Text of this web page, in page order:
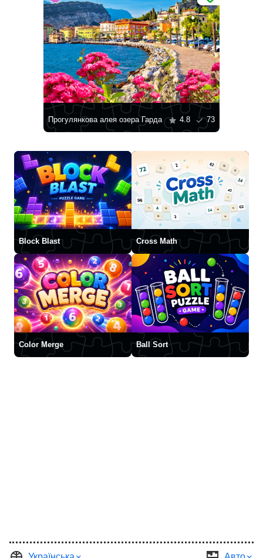
Прогулянкова алея озера Гарда 4.8 73
Block Blast Cross Math
Color Merge Ball Sort